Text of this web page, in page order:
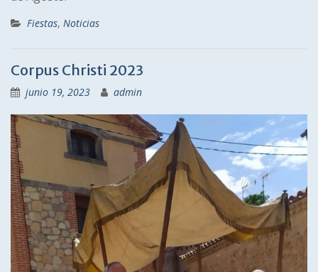
Fiestas, Noticias
Corpus Christi 2023
junio 19, 2023 admin